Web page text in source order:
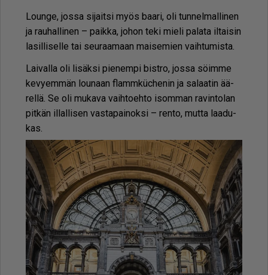
Loun­ge, jos­sa si­jait­si myös baa­ri, oli tun­nel­mal­li­nen
ja rau­hal­li­nen – paik­ka, jo­hon teki mie­li pa­la­ta il­tai­sin
la­sil­li­sel­le tai seu­raa­maan mai­se­mien vaih­tu­mis­ta.
Lai­val­la oli li­säk­si pie­nem­pi bist­ro, jos­sa söim­me
ke­vy­em­män lou­naan flam­mküc­he­nin ja sa­laa­tin ää­
rel­lä. Se oli mu­ka­va vaih­to­eh­to isom­man ra­vin­to­lan
pit­kän il­lal­li­sen vas­ta­pai­nok­si – ren­to, mut­ta laa­du­
kas.